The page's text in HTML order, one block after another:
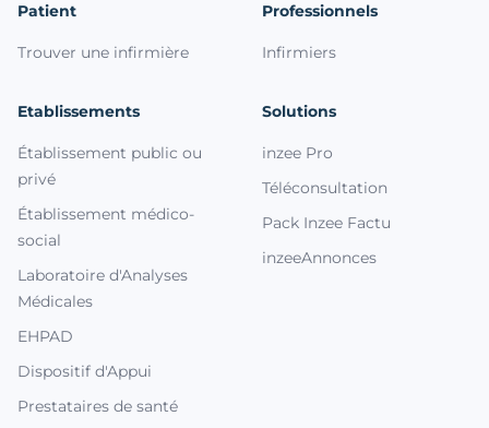
Patient
Trouver une infirmière
Professionnels
Infirmiers
Etablissements
Établissement public ou
privé
Établissement médico-
social
Laboratoire d'Analyses
Médicales
EHPAD
Dispositif d'Appui
Prestataires de santé
Solutions
inzee Pro
Téléconsultation
Pack Inzee Factu
inzeeAnnonces